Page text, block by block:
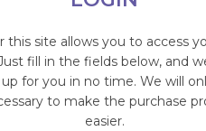
this site allows you to access
fill in the fields below, and
for you in no time. We will
to make the purchase
easier.